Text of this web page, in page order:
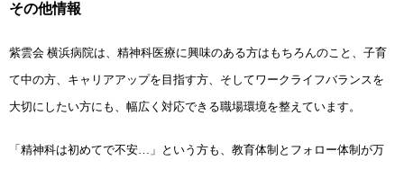
その他情報
紫雲会 横浜病院は、精神科医療に興味のある方はもちろんのこと、子育
て中の方、キャリアアップを目指す方、そしてワークライフバランスを
大切にしたい方にも、幅広く対応できる職場環境を整えています。
「精神科は初めてで不安…」という方も、教育体制とフォロー体制が万